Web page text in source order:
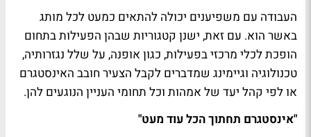
העבודה עם משפיענים יכולה להתאים כמעט לכל מותג
באשר הוא. עם זאת, ישנן קטגוריות שבהן הפעילות בתחום
הופכת לכלי מרכזי בפעילות, כגון אופנה, על שלל נגזרותיה,
טכנולוגיה וגיימינג שמדברים לקבל הצעיר חובב האינסטגרם
או לפי קהל יעד של אמהות וכל תחומי העניין הנוגעים להן.
"אינסטגרם תחתוך הכל עוד מעט"